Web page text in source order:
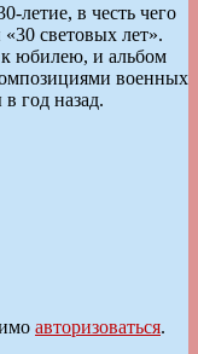
летие, в честь чего
световых лет».
юбилею, и альбом
военных
год назад.
авторизоваться.